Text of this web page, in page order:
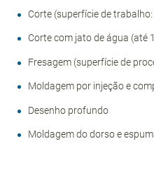
Corte (superfície de trabalho:
Corte com jato de água (até
Fresagem (superfície de
Moldagem por injeção e
Desenho profundo
Moldagem do dorso e